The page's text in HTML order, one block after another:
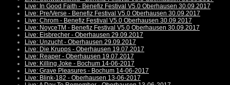
Live: In Good Faith - Benefiz Festival V5.0 Oberhausen 30.09.2017
Live: Pre/Verse - Benefiz Festival V5.0 Oberhausen 30.09.2017
Live: Chrom - Benefiz Festival V5.0 Oberhausen 30.09.2017
Live: NoyceTM - Benefiz Festival V5.0 Oberhausen 30.09.2017
Live: Eisbrecher - Oberhausen 29.09.2017
Live: Unzucht - Oberhausen 29.09.2017
Live: Die Krupps - Oberhausen 19.07.2017
Live: Reaper - Oberhausen 19.07.2017
Live: Killing Joke - Bochum 14-06-2017
Live: Grave Pleasures - Bochum 14-06-2017
Live: Blink-182 - Oberhausen 13-06-2017